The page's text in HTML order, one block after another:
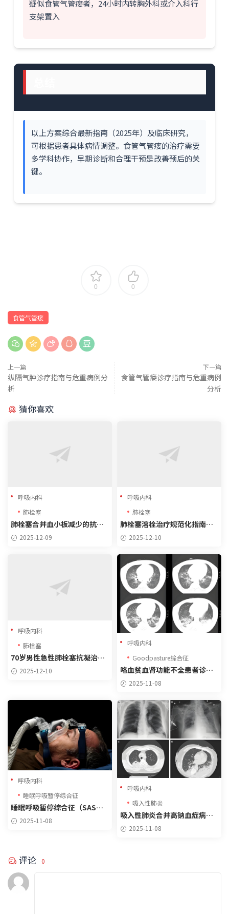
疑似食管气管瘘者，24小时内转胸外科或介入科行
支架置入
以上方案综合最新指南（2025年）及临床研究，
可根据患者具体病情调整。食管气管瘘的治疗需要
多学科协作，早期诊断和合理干预是改善预后的关
键。
0 0
食管气管瘘
上一篇
纵隔气肿诊疗指南与危重病例分
析
下一篇
食管气管瘘诊疗指南与危重病例
分析
猜你喜欢
呼吸内科
肺栓塞
肺栓塞合并血小板减少的抗凝
治疗策略（2025指南）
2025-12-09
呼吸内科
肺栓塞
肺栓塞溶栓治疗规范化指南（2
025版）
2025-12-10
呼吸内科
肺栓塞
70岁男性急性肺栓塞抗凝治疗
方案（2025指南）
2025-12-10
呼吸内科
Goodpasture综合征
咯血贫血肾功能不全患者诊疗
方案（2025指南更新）
2025-11-08
呼吸内科
睡眠呼吸暂停综合征
睡眠呼吸暂停综合征（SAS）
诊疗指南与病例分析
2025-11-08
呼吸内科
吸入性肺炎
吸入性肺炎合并高钠血症病例
诊疗报告
2025-11-08
评论 0